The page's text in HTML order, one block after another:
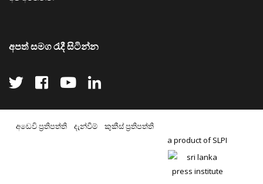
අපත් සමග රැදී සිටින්න
අඩෙවි ප්‍රතිපත්ති දැන්වීම්
කුකීස් ප්‍රතිපත්ති
a product of SLPI